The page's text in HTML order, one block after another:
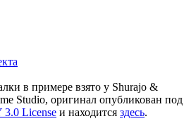
в примере взято у Shurajo &
Studio, оригинал опубликован под
3.0 License и находится здесь.